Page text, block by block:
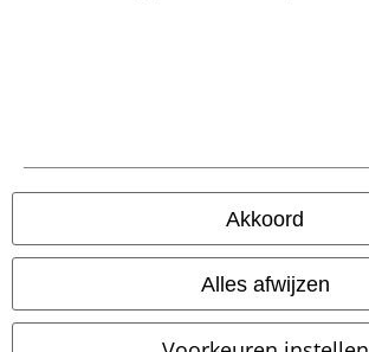
Akkoord
Alles afwijzen
Bedrijfsgegevens
Privacyverklaring
Verklaring van conformiteit